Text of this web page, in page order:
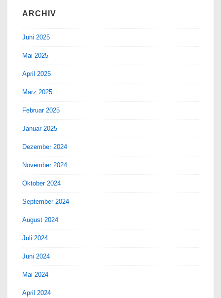
ARCHIV
Juni 2025
Mai 2025
April 2025
März 2025
Februar 2025
Januar 2025
Dezember 2024
November 2024
Oktober 2024
September 2024
August 2024
Juli 2024
Juni 2024
Mai 2024
April 2024